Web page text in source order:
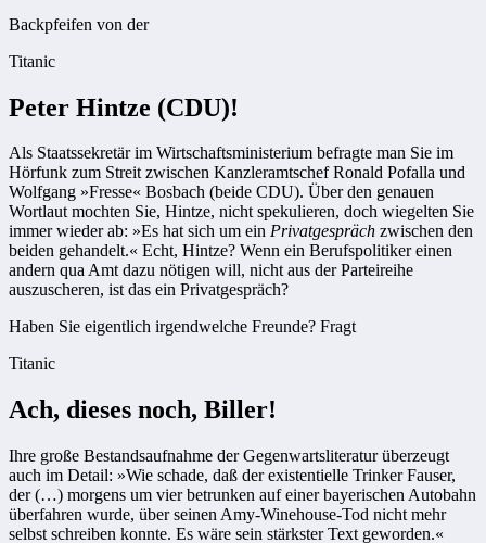
Backpfeifen von der
Titanic
Peter Hintze (CDU)!
Als Staatssekretär im Wirtschaftsministerium befragte man Sie im
Hörfunk zum Streit zwischen Kanzleramtschef Ronald Pofalla und
Wolfgang »Fresse« Bosbach (beide CDU). Über den genauen
Wortlaut mochten Sie, Hintze, nicht spekulieren, doch wiegelten Sie
immer wieder ab: »Es hat sich um ein Privatgespräch zwischen den
beiden gehandelt.« Echt, Hintze? Wenn ein Berufspolitiker einen
andern qua Amt dazu nötigen will, nicht aus der Parteireihe
auszuscheren, ist das ein Privatgespräch?
Haben Sie eigentlich irgendwelche Freunde? Fragt
Titanic
Ach, dieses noch, Biller!
Ihre große Bestandsaufnahme der Gegenwartsliteratur überzeugt
auch im Detail: »Wie schade, daß der existentielle Trinker Fauser,
der (…) morgens um vier betrunken auf einer bayerischen Autobahn
überfahren wurde, über seinen Amy-Winehouse-Tod nicht mehr
selbst schreiben konnte. Es wäre sein stärkster Text geworden.«